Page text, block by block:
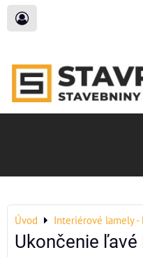
Úvod Interiérové lamely -
Ukončenie ľavé